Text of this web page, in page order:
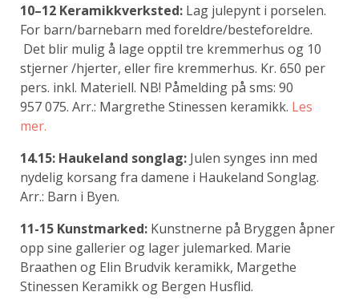
10–12 Keramikkverksted: Lag julepynt i porselen.
For barn/barnebarn med foreldre/besteforeldre.
Det blir mulig å lage opptil tre kremmerhus og 10
stjerner /hjerter, eller fire kremmerhus. Kr. 650 per
pers. inkl. Materiell. NB! Påmelding på sms: 90
957 075. Arr.: Margrethe Stinessen keramikk. Les
mer.
14.15: Haukeland songlag: Julen synges inn med
nydelig korsang fra damene i Haukeland Songlag.
Arr.: Barn i Byen.
11-15 Kunstmarked: Kunstnerne på Bryggen åpner
opp sine gallerier og lager julemarked. Marie
Braathen og Elin Brudvik keramikk, Margethe
Stinessen Keramikk og Bergen Husflid.